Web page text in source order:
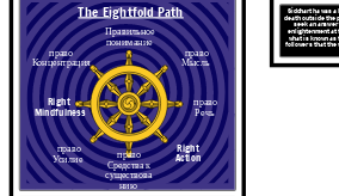
Siddhartha was a
death outside the
seek an
enlightenment at
what is known as
followers that the
Правильное
понимание
право
Мысль
право
Речь
Right
Action
право
Средства к
существова
нию
право
Усилие
Right
Mindfulness
право
Концентрация
The Eightfold Path